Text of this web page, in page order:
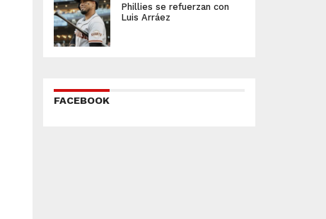
Phillies se refuerzan con
Luis Arráez
FACEBOOK